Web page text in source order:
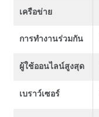
เครือข่าย
การทํางานร่วมกัน
ผู้ใช้ออนไลน์สูงสุด
เบราว์เซอร์